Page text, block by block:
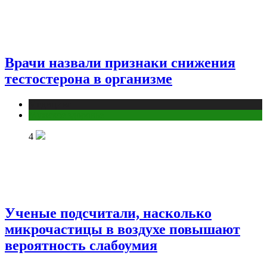
Врачи назвали признаки снижения
тестостерона в организме
4
Ученые подсчитали, насколько
микрочастицы в воздухе повышают
вероятность слабоумия